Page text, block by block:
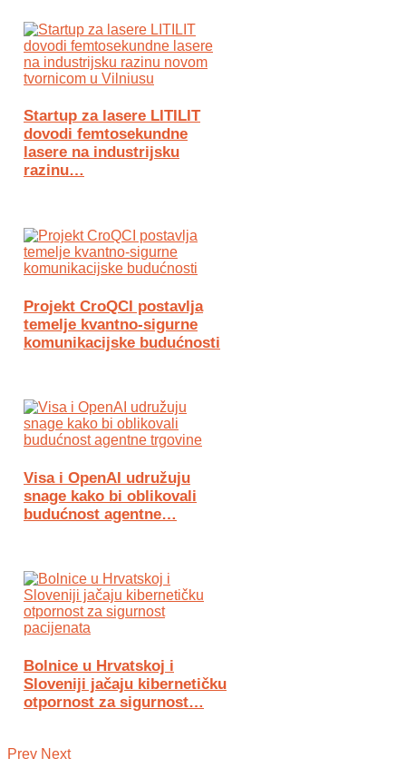
Startup za lasere LITILIT
dovodi femtosekundne
lasere na industrijsku
razinu…
Projekt CroQCI postavlja
temelje kvantno-sigurne
komunikacijske budućnosti
Visa i OpenAI udružuju
snage kako bi oblikovali
budućnost agentne…
Bolnice u Hrvatskoj i
Sloveniji jačaju kibernetičku
otpornost za sigurnost…
Prev Next